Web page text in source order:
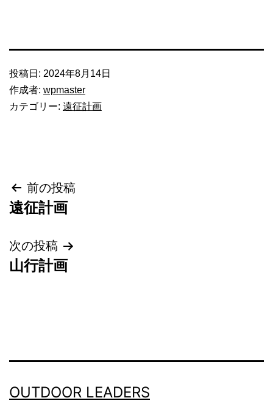
投稿日: 2024年8月14日
作成者: wpmaster
カテゴリー: 遠征計画
投
稿
ナ
ビ
シ
ョ
前の投稿
遠征計画
次の投稿
山行計画
OUTDOOR LEADERS